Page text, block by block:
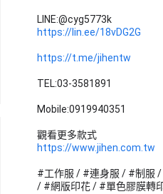
LINE:@cyg5773k
https://lin.ee/18vDG2G
https://t.me/jihentw
TEL:03-3581891
Mobile:0919940351
觀看更多款式
https://www.jihen.com.tw
#工作服 / #連身服 / #制服
/ #網版印花 / #單色膠膜轉